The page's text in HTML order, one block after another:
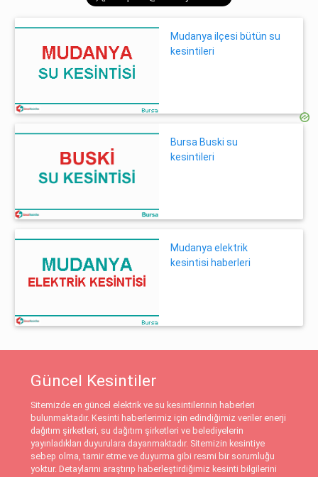
Mudanya ilçesi bütün su
kesintileri
Bursa Buski su
kesintileri
Mudanya elektrik
kesintisi haberleri
Güncel Kesintiler
Sitemizde en güncel elektrik ve su kesintilerinin haberleri
bulunmaktadır. Kesinti haberlerimiz için edindiğimiz veriler enerji
dağıtım şirketleri, su dağıtım şirketleri ve belediyelerin
yayınladıkları duyurulara dayanmaktadır. Sitemizin kesintiye
sebep olma, tamir etme ve duyurma gibi resmi bir sorumluğu
yoktur. Detaylarını araştırıp haberleştirdiğimiz kesinti bilgilerini